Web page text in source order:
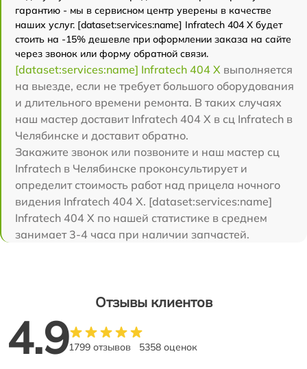
гарантию - мы в сервисном центр уверены в качестве
наших услуг. [dataset:services:name] Infratech 404 Х будет
стоить на -15% дешевле при оформлении заказа на сайте
через звонок или форму обратной связи.
[dataset:services:name] Infratech 404 Х выполняется
на выезде, если не требует большого оборудования
и длительного времени ремонта. В таких случаях
наш мастер доставит Infratech 404 Х в сц Infratech в
Челябинске и доставит обратно.
Закажите звонок или позвоните и наш мастер сц
Infratech в Челябинске проконсультирует и
определит стоимость работ над прицела ночного
видения Infratech 404 Х. [dataset:services:name]
Infratech 404 Х по нашей статистике в среднем
занимает 3-4 часа при наличии запчастей.
Отзывы клиентов
4.91799 отзывов 5358 оценок